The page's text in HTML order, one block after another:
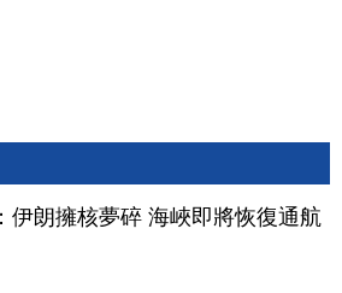
伊朗擁核夢碎 海峽即將恢復通航